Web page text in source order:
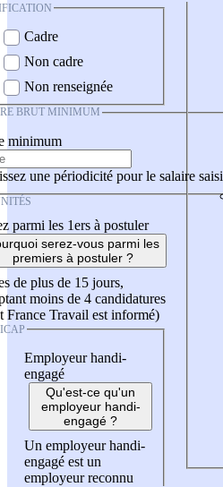
Cadre
Non cadre
Non renseignée
BRUT MINIMUM
minimum
une périodicité pour le salaire saisi
parmi les 1ers à postuler
serez-vous parmi les
premiers à postuler ?
de plus de 15 jours,
moins de 4 candidatures
France Travail est informé)
Employeur handi-
engagé
Qu'est-ce qu'un
employeur handi-
engagé ?
Un employeur handi-
engagé est un
employeur reconnu